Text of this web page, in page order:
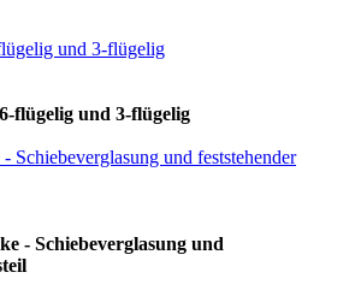
flügelig und 3-flügelig
- Schiebeverglasung und